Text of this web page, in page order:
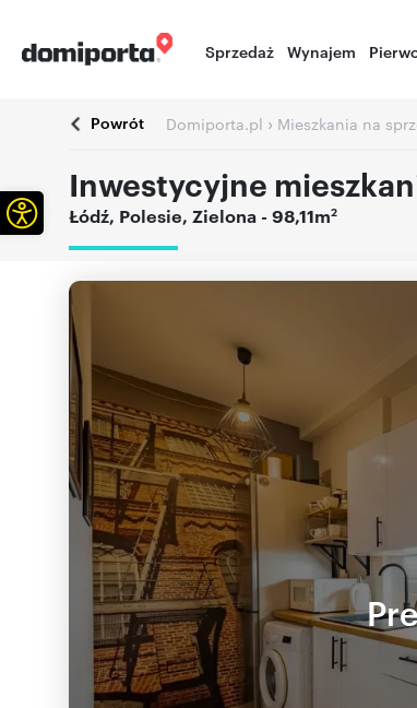
Sprzedaż Wynajem
Powrót Domiporta.pl › Mieszkania na
Inwestycyjne
Łódź, Polesie, Zielona - 98,11m2
Otwórz pasek narzędzi